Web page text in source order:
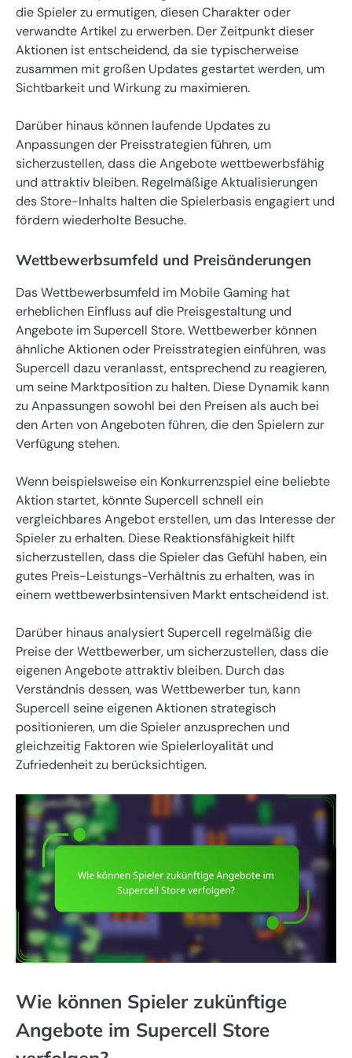
die Spieler zu ermutigen, diesen Charakter oder
verwandte Artikel zu erwerben. Der Zeitpunkt dieser
Aktionen ist entscheidend, da sie typischerweise
zusammen mit großen Updates gestartet werden, um
Sichtbarkeit und Wirkung zu maximieren.
Darüber hinaus können laufende Updates zu
Anpassungen der Preisstrategien führen, um
sicherzustellen, dass die Angebote wettbewerbsfähig
und attraktiv bleiben. Regelmäßige Aktualisierungen
des Store-Inhalts halten die Spielerbasis engagiert und
fördern wiederholte Besuche.
Wettbewerbsumfeld und Preisänderungen
Das Wettbewerbsumfeld im Mobile Gaming hat
erheblichen Einfluss auf die Preisgestaltung und
Angebote im Supercell Store. Wettbewerber können
ähnliche Aktionen oder Preisstrategien einführen, was
Supercell dazu veranlasst, entsprechend zu reagieren,
um seine Marktposition zu halten. Diese Dynamik kann
zu Anpassungen sowohl bei den Preisen als auch bei
den Arten von Angeboten führen, die den Spielern zur
Verfügung stehen.
Wenn beispielsweise ein Konkurrenzspiel eine beliebte
Aktion startet, könnte Supercell schnell ein
vergleichbares Angebot erstellen, um das Interesse der
Spieler zu erhalten. Diese Reaktionsfähigkeit hilft
sicherzustellen, dass die Spieler das Gefühl haben, ein
gutes Preis-Leistungs-Verhältnis zu erhalten, was in
einem wettbewerbsintensiven Markt entscheidend ist.
Darüber hinaus analysiert Supercell regelmäßig die
Preise der Wettbewerber, um sicherzustellen, dass die
eigenen Angebote attraktiv bleiben. Durch das
Verständnis dessen, was Wettbewerber tun, kann
Supercell seine eigenen Aktionen strategisch
positionieren, um die Spieler anzusprechen und
gleichzeitig Faktoren wie Spielerloyalität und
Zufriedenheit zu berücksichtigen.
Wie können Spieler zukünftige
Angebote im Supercell Store